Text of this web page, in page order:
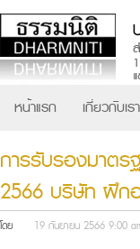
หน้าแรก เกี่ยวกับเรา
การรับรองมาตร
2566 บริษัท ฝึก
โดย 19 กันยายน 2566 9:00